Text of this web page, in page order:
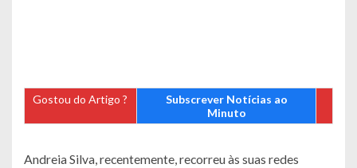
Gostou do Artigo ?
Subscrever Notícias ao
Minuto
Andreia Silva, recentemente, recorreu às suas redes